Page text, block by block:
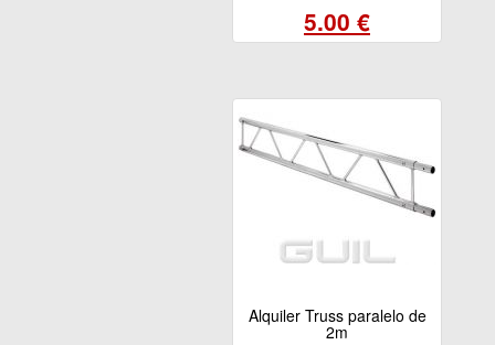
5.00 €
Alquiler Truss paralelo de
2m